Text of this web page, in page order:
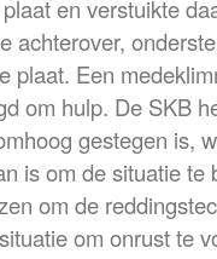
en verstuikte
achterover,
plaat. Een
om hulp. De SKB
gestegen is,
is om de situatie te
om de
om onrust te